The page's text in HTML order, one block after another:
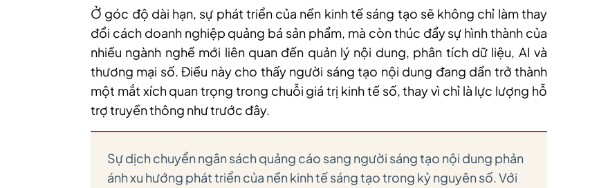
Ở góc độ dài hạn, sự phát triển của nền kinh tế sáng tạo sẽ không chỉ làm thay
đổi cách doanh nghiệp quảng bá sản phẩm, mà còn thúc đẩy sự hình thành của
nhiều ngành nghề mới liên quan đến quản lý nội dung, phân tích dữ liệu, AI và
thương mại số. Điều này cho thấy người sáng tạo nội dung đang dần trở thành
một mắt xích quan trọng trong chuỗi giá trị kinh tế số, thay vì chỉ là lực lượng hỗ
trợ truyền thông như trước đây.
Sự dịch chuyển ngân sách quảng cáo sang người sáng tạo nội dung phản
ánh xu hướng phát triển của nền kinh tế sáng tạo trong kỷ nguyên số. Với